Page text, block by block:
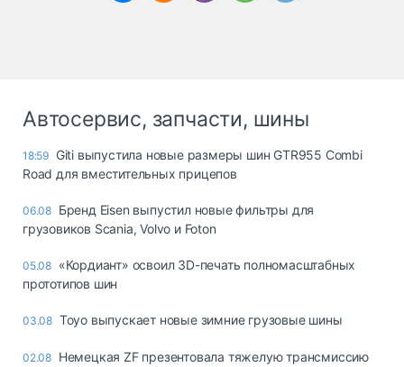
Автосервис, запчасти, шины
18:59 Giti выпустила новые размеры шин GTR955 Combi
Road для вместительных прицепов
06.08 Бренд Eisen выпустил новые фильтры для
грузовиков Scania, Volvo и Foton
05.08 «Кордиант» освоил 3D-печать полномасштабных
прототипов шин
03.08 Toyo выпускает новые зимние грузовые шины
02.08 Немецкая ZF презентовала тяжелую трансмиссию